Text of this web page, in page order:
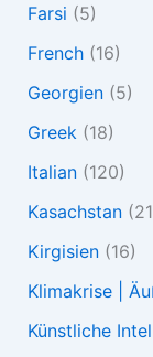
Farsi (5)
French(16)
Georgien(5)
Greek (18)
Italian(120)
Kasachstan
Kirgisien(16)
Klimakrise |
Künstliche